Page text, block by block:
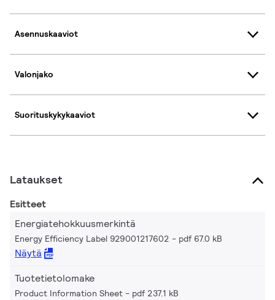
Asennuskaaviot
Valonjako
Suorituskykykaaviot
Lataukset
Esitteet
Energiatehokkuusmerkintä
Energy Efficiency Label 929001217602 pdf 67.0 kB
Näytä
Tuotetietolomake
Product Information Sheet pdf 237.1 kB